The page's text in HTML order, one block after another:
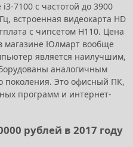
7100 с частотой до 3900
встроенная видеокарта HD
с чипсетом H110. Цена
магазине Юлмарт вообще
является наилучшим,
аналогичным
поколения. Это офисный ПК,
программ и интернет-
рублей в 2017 году